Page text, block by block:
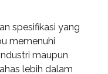
spesifikasi yang
memenuhi
maupun
lebih dalam